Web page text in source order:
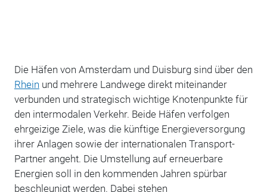
Die Häfen von Amsterdam und Duisburg sind über den
Rhein und mehrere Landwege direkt miteinander
verbunden und strategisch wichtige Knotenpunkte für
den intermodalen Verkehr. Beide Häfen verfolgen
ehrgeizige Ziele, was die künftige Energieversorgung
ihrer Anlagen sowie der internationalen Transport-
Partner angeht. Die Umstellung auf erneuerbare
Energien soll in den kommenden Jahren spürbar
beschleunigt werden. Dabei stehen